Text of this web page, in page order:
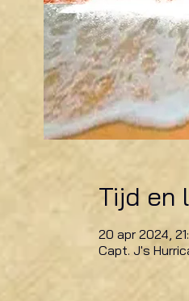
Tijd en
20 apr 2024,
Capt. J's